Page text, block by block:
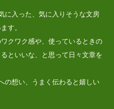
に入った、気に入りそうな文房
す。
クワク感や、使っているときの
といいな、と思って日々文章を
の想い、うまく伝わると嬉しい